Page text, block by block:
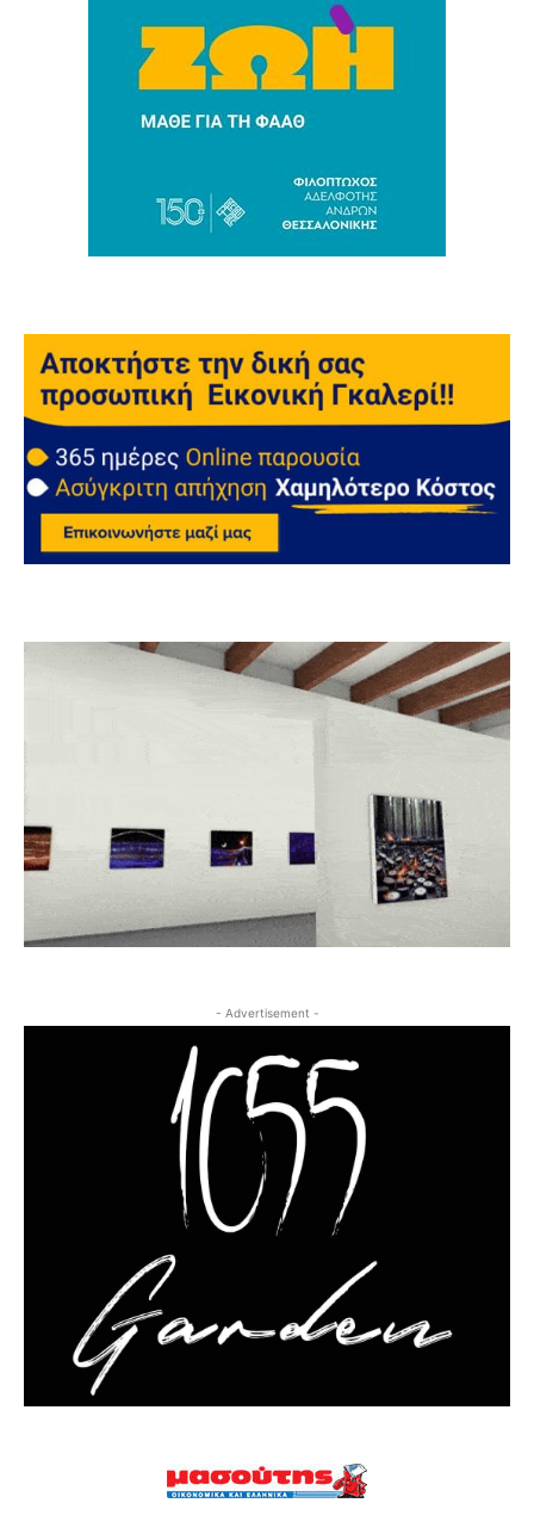
- Advertisement -